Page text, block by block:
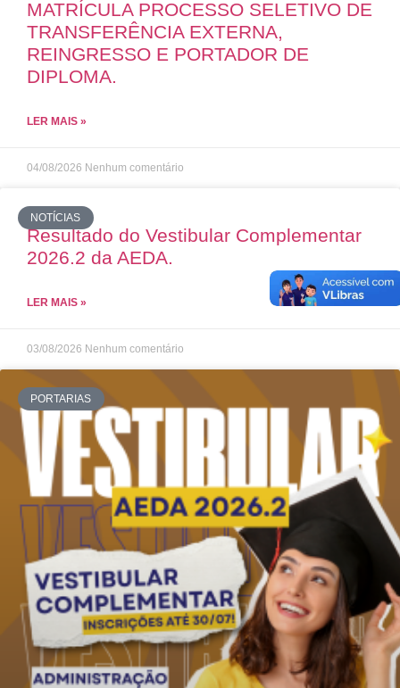
MATRÍCULA PROCESSO SELETIVO DE
TRANSFERÊNCIA EXTERNA,
REINGRESSO E PORTADOR DE
DIPLOMA.
LER MAIS »
04/08/2026 Nenhum comentário
NOTÍCIAS
Resultado do Vestibular Complementar
2026.2 da AEDA.
LER MAIS »
03/08/2026 Nenhum comentário
PORTARIAS